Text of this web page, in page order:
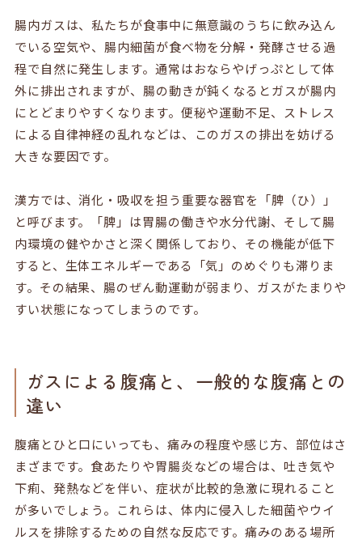
腸内ガスは、私たちが食事中に無意識のうちに飲み込ん
でいる空気や、腸内細菌が食べ物を分解・発酵させる過
程で自然に発生します。通常はおならやげっぷとして体
外に排出されますが、腸の動きが鈍くなるとガスが腸内
にとどまりやすくなります。便秘や運動不足、ストレス
による自律神経の乱れなどは、このガスの排出を妨げる
大きな要因です。
漢方では、消化・吸収を担う重要な器官を「脾（ひ）」
と呼びます。「脾」は胃腸の働きや水分代謝、そして腸
内環境の健やかさと深く関係しており、その機能が低下
すると、生体エネルギーである「気」のめぐりも滞りま
す。その結果、腸のぜん動運動が弱まり、ガスがたまりや
すい状態になってしまうのです。
ガスによる腹痛と、一般的な腹痛との
違い
腹痛とひと口にいっても、痛みの程度や感じ方、部位はさ
まざまです。食あたりや胃腸炎などの場合は、吐き気や
下痢、発熱などを伴い、症状が比較的急激に現れること
が多いでしょう。これらは、体内に侵入した細菌やウイ
ルスを排除するための自然な反応です。痛みのある場所